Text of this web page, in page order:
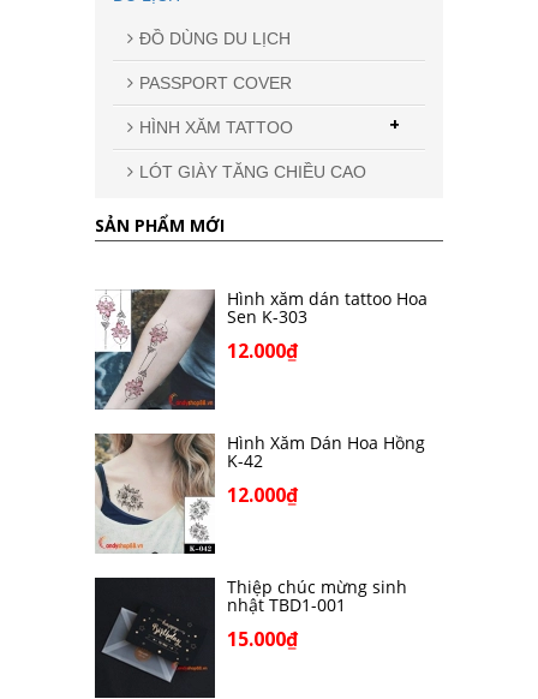
ĐỒ DÙNG DU LỊCH
PASSPORT COVER
HÌNH XĂM TATTOO +
LÓT GIÀY TĂNG CHIỀU CAO
SẢN PHẨM MỚI
Hình xăm dán tattoo Hoa
Sen K-303
12.000₫
Hình Xăm Dán Hoa Hồng
K-42
12.000₫
Thiệp chúc mừng sinh
nhật TBD1-001
15.000₫